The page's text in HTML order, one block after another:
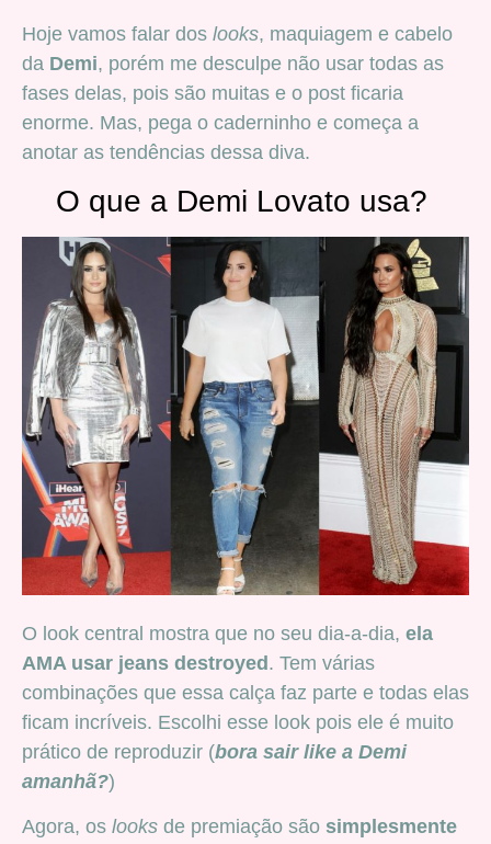
Hoje vamos falar dos looks, maquiagem e cabelo
da Demi, porém me desculpe não usar todas as
fases delas, pois são muitas e o post ficaria
enorme. Mas, pega o caderninho e começa a
anotar as tendências dessa diva.
O que a Demi Lovato usa?
O look central mostra que no seu dia-a-dia, ela
AMA usar jeans destroyed. Tem várias
combinações que essa calça faz parte e todas elas
ficam incríveis. Escolhi esse look pois ele é muito
prático de reproduzir (bora sair like a Demi
amanhã?)
Agora, os looks de premiação são simplesmente